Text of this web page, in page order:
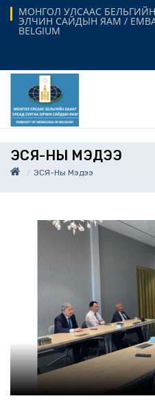
МОНГОЛ УЛСААС
ЭЛЧИН САЙДЫН ЯАМ /
BELGIUM
ЭСЯ-НЫ МЭДЭЭ
ЭСЯ-Ны Мэдээ